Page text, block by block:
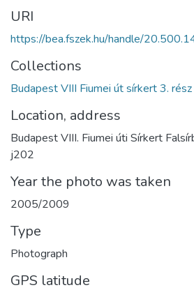
URI
https://bea.fszek.hu/handle/
Collections
Budapest VIII Fiumei út sírkert 3. rész
Location, address
Budapest VIII. Fiumei úti Sírkert
j202
Year the photo was taken
2005/2009
Type
Photograph
GPS latitude